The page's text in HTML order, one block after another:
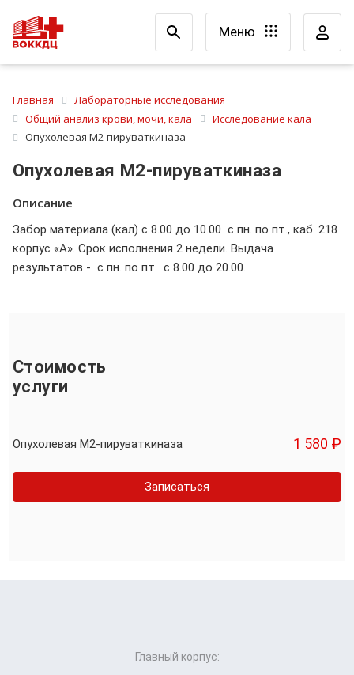
Меню
Главная
Лабораторные исследования
Общий анализ крови, мочи, кала
Исследование кала
Опухолевая М2-пируваткиназа
Опухолевая М2-пируваткиназа
Описание
Забор материала (кал) с 8.00 до 10.00 с пн. по пт., каб. 218
корпус «А». Срок исполнения 2 недели. Выдача
результатов - с пн. по пт. с 8.00 до 20.00.
Стоимость
услуги
Опухолевая М2-пируваткиназа 1 580 ₽
Записаться
Главный корпус: